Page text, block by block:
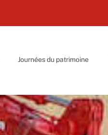
Journées du patrimoine